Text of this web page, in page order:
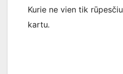
Kurie ne vien tik
kartu.